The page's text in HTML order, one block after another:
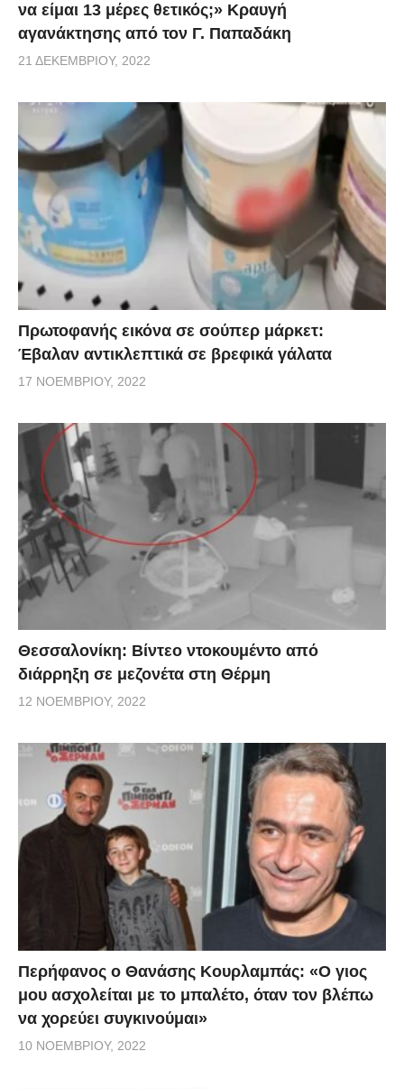
να είμαι 13 μέρες θετικός;» Κραυγή
αγανάκτησης από τον Γ. Παπαδάκη
21 ΔΕΚΕΜΒΡΊΟΥ, 2022
Πρωτοφανής εικόνα σε σούπερ μάρκετ:
Έβαλαν αντικλεπτικά σε βρεφικά γάλατα
17 ΝΟΕΜΒΡΊΟΥ, 2022
Θεσσαλονίκη: Βίντεο ντοκουμέντο από
διάρρηξη σε μεζονέτα στη Θέρμη
12 ΝΟΕΜΒΡΊΟΥ, 2022
Περήφανος ο Θανάσης Κουρλαμπάς: «Ο γιος
μου ασχολείται με το μπαλέτο, όταν τον βλέπω
να χορεύει συγκινούμαι»
10 ΝΟΕΜΒΡΊΟΥ, 2022